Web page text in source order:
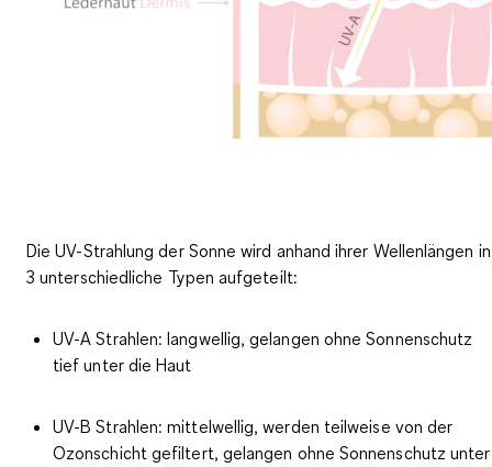
Die UV-Strahlung der Sonne wird anhand ihrer Wellenlängen in
3 unterschiedliche Typen aufgeteilt:
UV-A Strahlen: langwellig, gelangen ohne Sonnenschutz
tief unter die Haut
UV-B Strahlen: mittelwellig, werden teilweise von der
Ozonschicht gefiltert, gelangen ohne Sonnenschutz unter